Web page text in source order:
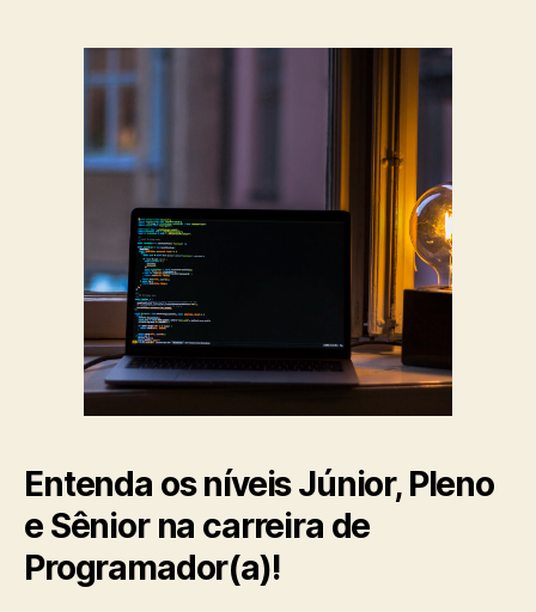
Entenda os níveis Júnior, Pleno
e Sênior na carreira de
Programador(a)!